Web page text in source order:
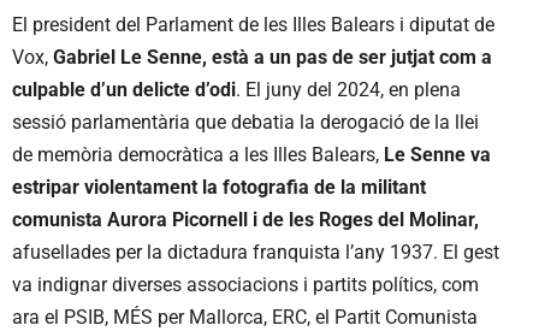
El president del Parlament de les Illes Balears i diputat de
Vox, Gabriel Le Senne, està a un pas de ser jutjat com a
culpable d’un delicte d’odi. El juny del 2024, en plena
sessió parlamentària que debatia la derogació de la llei
de memòria democràtica a les Illes Balears, Le Senne va
estripar violentament la fotografia de la militant
comunista Aurora Picornell i de les Roges del Molinar,
afusellades per la dictadura franquista l’any 1937. El gest
va indignar diverses associacions i partits polítics, com
ara el PSIB, MÉS per Mallorca, ERC, el Partit Comunista